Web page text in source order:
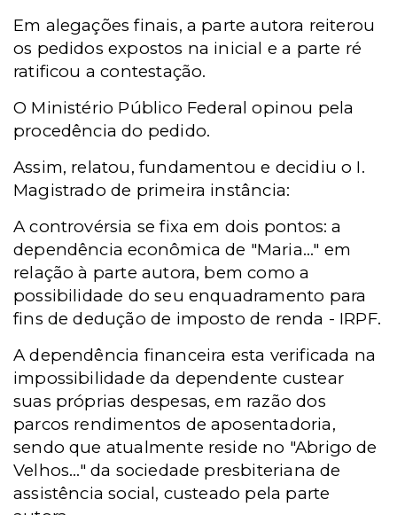
Em alegações finais, a parte autora reiterou
os pedidos expostos na inicial e a parte ré
ratificou a contestação.
O Ministério Público Federal opinou pela
procedência do pedido.
Assim, relatou, fundamentou e decidiu o I.
Magistrado de primeira instância:
A controvérsia se fixa em dois pontos: a
dependência econômica de "Maria..." em
relação à parte autora, bem como a
possibilidade do seu enquadramento para
fins de dedução de imposto de renda - IRPF.
A dependência financeira esta verificada na
impossibilidade da dependente custear
suas próprias despesas, em razão dos
parcos rendimentos de aposentadoria,
sendo que atualmente reside no "Abrigo de
Velhos..." da sociedade presbiteriana de
assistência social, custeado pela parte